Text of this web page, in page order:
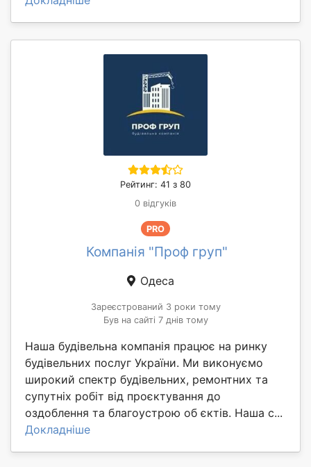
Рейтинг: 41 з 80
0 відгуків
PRO
Компанія "Проф груп"
Одеса
Зареєстрований 3 роки тому
Був на сайті 7 днів тому
Наша будівельна компанія працює на ринку
будівельних послуг України. Ми виконуємо
широкий спектр будівельних, ремонтних та
супутніх робіт від проєктування до
оздоблення та благоустрою об єктів. Наша с...
Докладніше